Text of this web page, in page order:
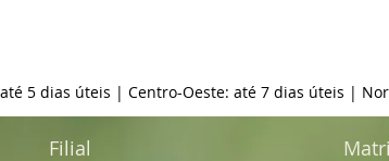
5 dias úteis | Centro-Oeste: até 7 dias úteis |
Filial